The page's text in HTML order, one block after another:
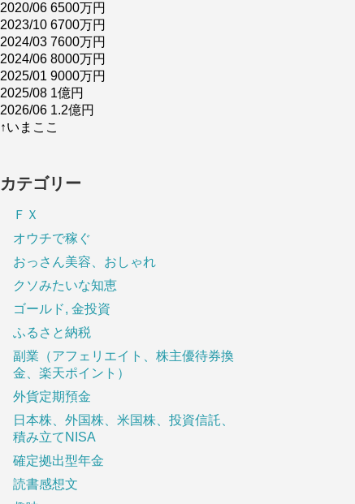
2020/06 6500万円
2023/10 6700万円
2024/03 7600万円
2024/06 8000万円
2025/01 9000万円
2025/08 1億円
2026/06 1.2億円
↑いまここ
カテゴリー
ＦＸ
オウチで稼ぐ
おっさん美容、おしゃれ
クソみたいな知恵
ゴールド, 金投資
ふるさと納税
副業（アフェリエイト、株主優待券換
金、楽天ポイント）
外貨定期預金
日本株、外国株、米国株、投資信託、
積み立てNISA
確定拠出型年金
読書感想文